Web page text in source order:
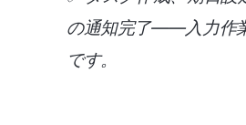
の通知完了——入力作
です。